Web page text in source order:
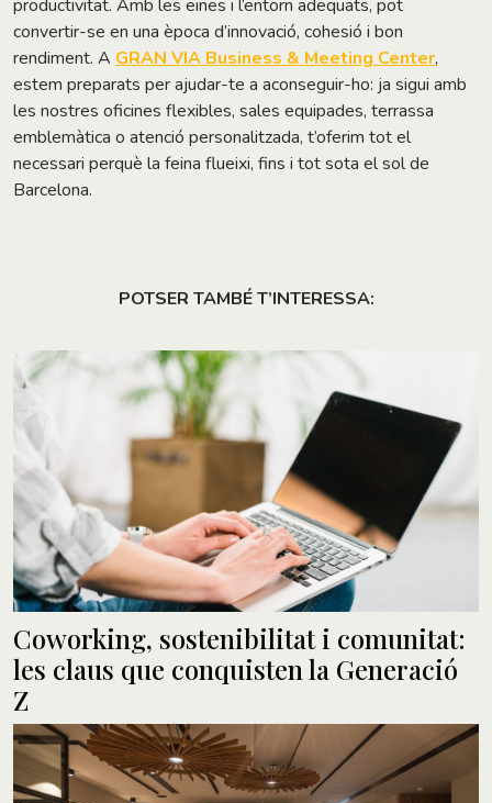
productivitat. Amb les eines i l’entorn adequats, pot
convertir-se en una època d’innovació, cohesió i bon
rendiment. A GRAN VIA Business & Meeting Center,
estem preparats per ajudar-te a aconseguir-ho: ja sigui amb
les nostres oficines flexibles, sales equipades, terrassa
emblemàtica o atenció personalitzada, t’oferim tot el
necessari perquè la feina flueixi, fins i tot sota el sol de
Barcelona.
POTSER TAMBÉ T’INTERESSA:
Coworking, sostenibilitat i comunitat:
les claus que conquisten la Generació
Z